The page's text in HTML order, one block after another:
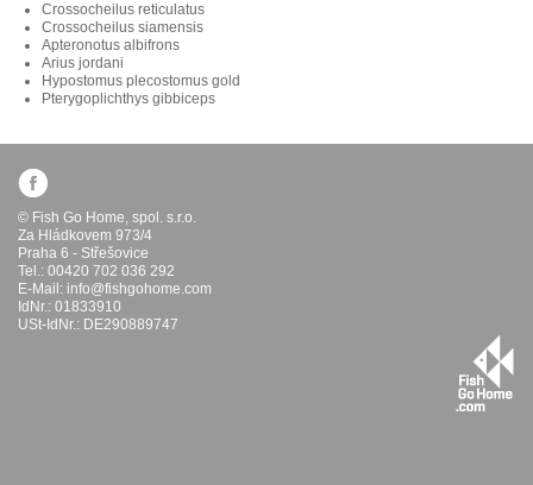
Crossocheilus reticulatus
Crossocheilus siamensis
Apteronotus albifrons
Arius jordani
Hypostomus plecostomus gold
Pterygoplichthys gibbiceps
© Fish Go Home, spol. s.r.o.
Za Hládkovem 973/4
Praha 6 - Střešovice
Tel.: 00420 702 036 292
E-Mail: info@fishgohome.com
IdNr.: 01833910
USt-IdNr.: DE290889747